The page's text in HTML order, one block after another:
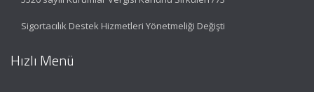
Sigortacılık Destek Hizmetleri Yönetmeliği Değişti
Hızlı Menü
Ana Sayfa